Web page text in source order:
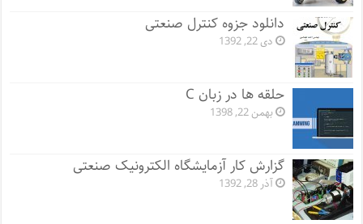
دانلود جزوه کنترل صنعتی
دی 22, 1392
حلقه ها در زبان C
بهمن 22, 1398
گزارش کار آزمایشگاه الکترونیک صنعتی
آذر 28, 1392